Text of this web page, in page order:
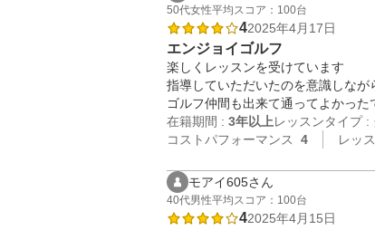
50代女性平均スコア：100台
42025年4月17日
エンジョイゴルフ
楽しくレッスンを受けています
指導していただいたのを意識しな
ゴルフ仲間も出来て通ってよかった
在籍期間 : 3年以上レッスンタイプ :
コストパフォーマンス
4 レッ
モアイ605さん
40代男性平均スコア：100台
42025年4月15日